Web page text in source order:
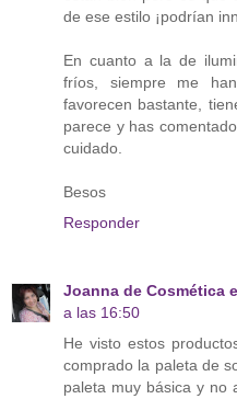
de ese estilo ¡podrían
En cuanto a la de
fríos, siempre me
favorecen bastante,
parece y has
cuidado.
Besos
Responder
Joanna de Cosmética
a las 16:50
He visto estos
comprado la paleta de
paleta muy básica y no